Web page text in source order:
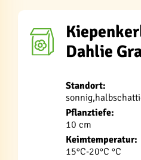
Dahlie
Standort:
Pflanztiefe:
10 cm
Keimtemperatur:
15°C-20°C °C